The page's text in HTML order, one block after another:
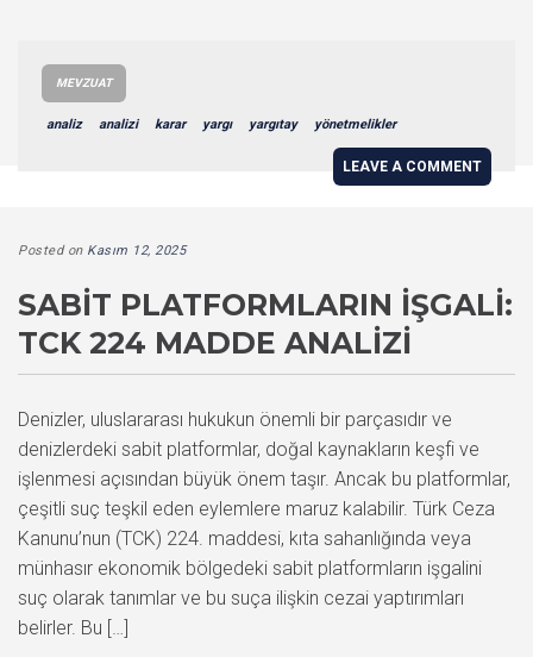
MEVZUAT
analiz analizi karar yargı yargıtay yönetmelikler
LEAVE A COMMENT
Posted on Kasım 12, 2025
SABIT PLATFORMLARIN İŞGALI:
TCK 224 MADDE ANALIZI
Denizler, uluslararası hukukun önemli bir parçasıdır ve
denizlerdeki sabit platformlar, doğal kaynakların keşfi ve
işlenmesi açısından büyük önem taşır. Ancak bu platformlar,
çeşitli suç teşkil eden eylemlere maruz kalabilir. Türk Ceza
Kanunu’nun (TCK) 224. maddesi, kıta sahanlığında veya
münhasır ekonomik bölgedeki sabit platformların işgalini
suç olarak tanımlar ve bu suça ilişkin cezai yaptırımları
belirler. Bu […]